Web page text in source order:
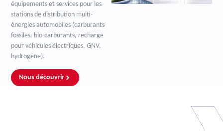
équipements et services pour les
stations de distribution multi-
énergies automobiles (carburants
fossiles, bio-carburants, recharge
pour véhicules électriques, GNV,
hydrogène).
Nous découvrir